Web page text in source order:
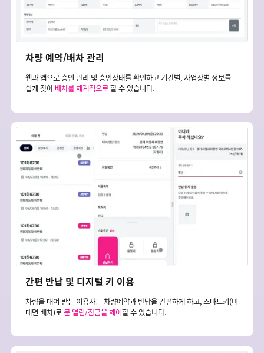
차량 예약/배차 관리
웹과 앱으로 승인 관리 및 승인상태를 확인하고 기간별, 사업장별 정보를
쉽게 찾아배차를 체계적으로할 수 있습니다.
간편 반납 및 디지털 키 이용
차량을 대여 받는 이용자는 차량예약과 반납을 간편하게 하고, 스마트키(비
대면 배차)로문 열림/잠금을 제어할 수 있습니다.